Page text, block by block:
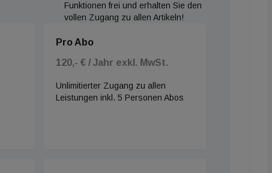
Funktionen frei und erhalten Sie den
vollen Zugang zu allen Artikeln!
Pro Abo
120,- € / Jahr exkl. MwSt.
Unlimitierter Zugang zu allen
Leistungen inkl. 5 Personen Abos